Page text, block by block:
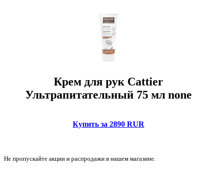
Крем для рук Cattier
Ультрапитательный 75 мл none
Купить за 2890 RUR
Не пропускайте акции и распродажи в нашем магазине.